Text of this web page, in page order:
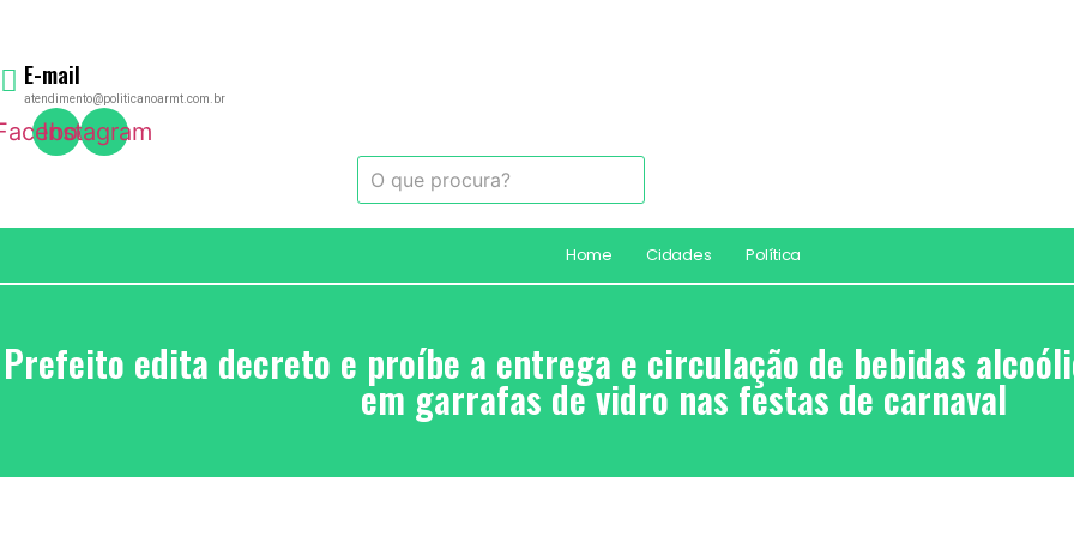
content
E-mail
atendimento@politicanoarmt.com.br
Instagram
Home Cidades Política
Prefeito edita decreto e proíbe a entrega e circulação de bebidas
em garrafas de vidro nas festas de carnaval